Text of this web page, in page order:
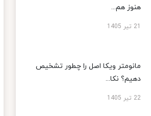
هنوز هم...
21 تیر 1405
مانومتر ویکا اصل را چطور تشخیص
دهیم؟ نکا...
22 تیر 1405